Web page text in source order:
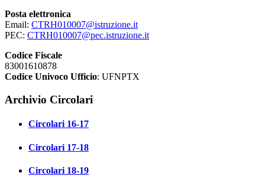
Posta elettronica
Email: CTRH010007@istruzione.it
PEC: CTRH010007@pec.istruzione.it
Codice Fiscale
83001610878
Codice Univoco Ufficio: UFNPTX
Archivio Circolari
Circolari 16-17
Circolari 17-18
Circolari 18-19